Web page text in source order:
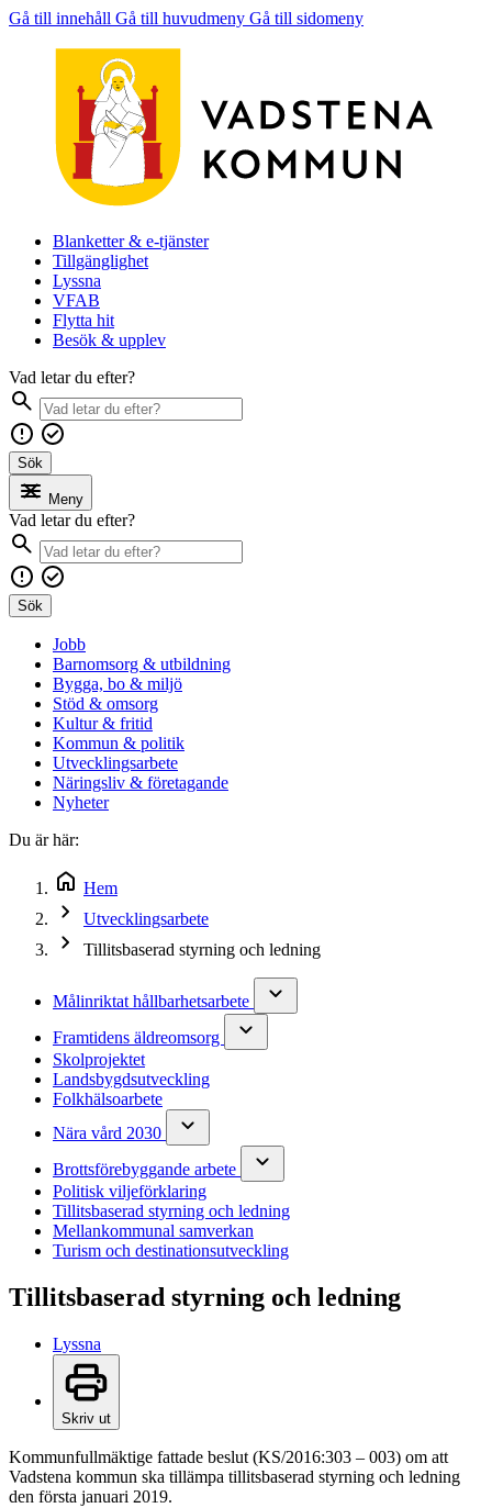
Gå till innehåll Gå till huvudmeny Gå till sidomeny
Blanketter & e-tjänster
Tillgänglighet
Lyssna
VFAB
Flytta hit
Besök & upplev
Vad letar du efter?
Sök
Meny
Vad letar du efter?
Sök
Jobb
Barnomsorg & utbildning
Bygga, bo & miljö
Stöd & omsorg
Kultur & fritid
Kommun & politik
Utvecklingsarbete
Näringsliv & företagande
Nyheter
Du är här:
Hem
Utvecklingsarbete
Tillitsbaserad styrning och ledning
Målinriktat hållbarhetsarbete
Framtidens äldreomsorg
Skolprojektet
Landsbygdsutveckling
Folkhälsoarbete
Nära vård 2030
Brottsförebyggande arbete
Politisk viljeförklaring
Tillitsbaserad styrning och ledning
Mellankommunal samverkan
Turism och destinationsutveckling
Tillitsbaserad styrning och ledning
Lyssna
Skriv ut
Kommunfullmäktige fattade beslut (KS/2016:303 – 003) om att
Vadstena kommun ska tillämpa tillitsbaserad styrning och ledning
den första januari 2019.